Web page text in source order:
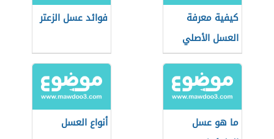
كيفية معرفة
العسل الأصلي
فوائد عسل الزعتر
ما هو عسل
أنواع العسل